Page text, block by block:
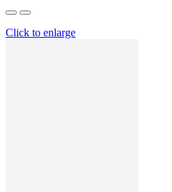
Click to enlarge